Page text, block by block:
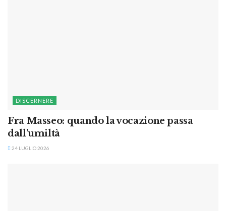
DISCERNERE
Fra Masseo: quando la vocazione passa
dall’umiltà
24 LUGLIO 2026